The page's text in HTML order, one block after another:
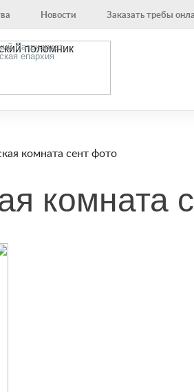
Новости Заказать требы
Патриархат,
епархия
комната сент фото
комната